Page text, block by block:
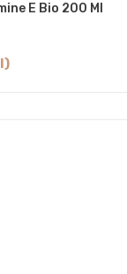
E Bio 200 Ml